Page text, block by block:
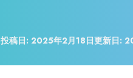
投稿日: 2025年2月18日更新日: